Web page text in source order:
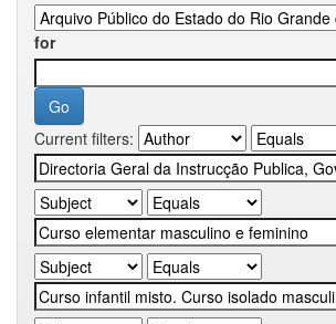
for
Current filters: